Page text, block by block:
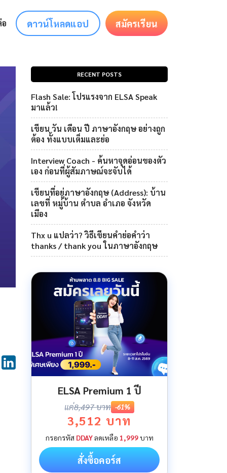
ดาวน์โหลดแอป สมัครเรียน
RECENT POSTS
Flash Sale: โปรแรงจาก ELSA Speak
มาแล้ว!
เขียน วัน เดือน ปี ภาษาอังกฤษ อย่างถูก
ต้อง ทั้งแบบเต็มและย่อ
Interview Coach - ค้นหาจุดอ่อนของตัว
เอง ก่อนที่ผู้สัมภาษณ์จะจับได้
เขียนที่อยู่ภาษาอังกฤษ (Address): บ้าน
เลขที่ หมู่บ้าน ตำบล อำเภอ จังหวัด
เมือง
Thx u แปลว่า? วิธีเขียนคำย่อคำว่า
thanks / thank you ในภาษาอังกฤษ
ELSA Premium 1 ปี
แค่8,497 บาท -61%
3,512 บาท
กรอกรหัส DDAYลดเหลือ 1,999บาท
สั่งซื้อคอร์ส